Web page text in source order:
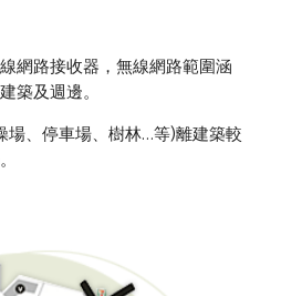
網路接收器，無線網路範圍涵
築及週邊。
場、停車場、樹林…等)離建築較